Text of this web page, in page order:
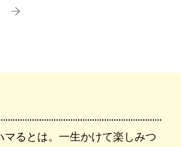
マるとは。一生かけて楽しみつ